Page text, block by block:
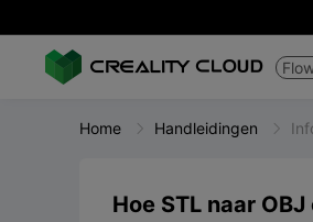
Home Handleidingen
Hoe STL naar